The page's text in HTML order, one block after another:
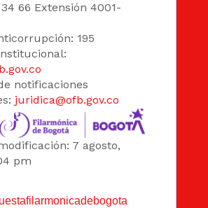
66 Extensión 4001-
195
notificaciones
juridica@ofb.gov.co
7 agosto,
pm